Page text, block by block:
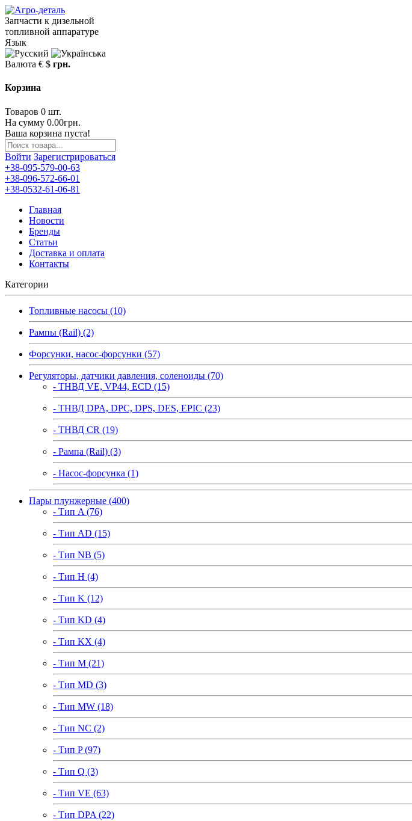
Запчасти к дизельной
топливной аппаратуре
Язык
Валюта € $ грн.
Корзина
Товаров 0 шт.
На сумму 0.00грн.
Ваша корзина пуста!
Войти Зарегистрироваться
+38-095-579-00-63
+38-096-572-66-01
+38-0532-61-06-81
Главная
Новости
Бренды
Статьи
Доставка и оплата
Контакты
Категории
Топливные насосы (10)
Рампы (Rail) (2)
Форсунки, насос-форсунки (57)
Регуляторы, датчики давления, соленоиды (70)
- ТНВД VE, VP44, ECD (15)
- ТНВД DPA, DPC, DPS, DES, EPIC (23)
- ТНВД CR (19)
- Рампа (Rail) (3)
- Насос-форсунка (1)
Пары плунжерные (400)
- Тип A (76)
- Тип AD (15)
- Тип NB (5)
- Тип H (4)
- Тип K (12)
- Тип KD (4)
- Тип KX (4)
- Тип M (21)
- Тип MD (3)
- Тип MW (18)
- Тип NC (2)
- Тип P (97)
- Тип Q (3)
- Тип VE (63)
- Тип DPA (22)